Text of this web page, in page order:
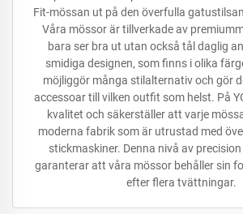
Fit-mössan ut på den överfulla
Våra mössor är tillverkade av
bara ser bra ut utan också tål daglig
smidiga designen, som finns i olika
möjliggör många stilalternativ och gör
accessoar till vilken outfit som helst. På
kvalitet och säkerställer att varje
moderna fabrik som är utrustad med
stickmaskiner. Denna nivå av
garanterar att våra mössor behåller sin
efter flera tvättningar.